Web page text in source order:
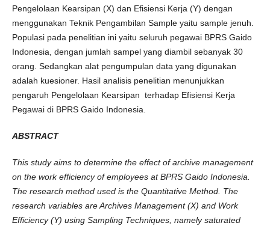
Pengelolaan Kearsipan (X) dan Efisiensi Kerja (Y) dengan
menggunakan Teknik Pengambilan Sample yaitu sample jenuh.
Populasi pada penelitian ini yaitu seluruh pegawai BPRS Gaido
Indonesia, dengan jumlah sampel yang diambil sebanyak 30
orang. Sedangkan alat pengumpulan data yang digunakan
adalah kuesioner. Hasil analisis penelitian menunjukkan
pengaruh Pengelolaan Kearsipan terhadap Efisiensi Kerja
Pegawai di BPRS Gaido Indonesia.
ABSTRACT
This study aims to determine the effect of archive management
on the work efficiency of employees at BPRS Gaido Indonesia.
The research method used is the Quantitative Method. The
research variables are Archives Management (X) and Work
Efficiency (Y) using Sampling Techniques, namely saturated